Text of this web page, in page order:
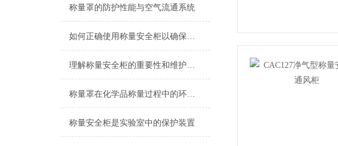
称量罩的防护性能与空气流通系统
如何正确使用称量安全柜以确保操作安全？
理解称量安全柜的重要性和维护要点
称量罩在化学品称量过程中的环保优势与措施
称量安全柜是实验室中的保护装置